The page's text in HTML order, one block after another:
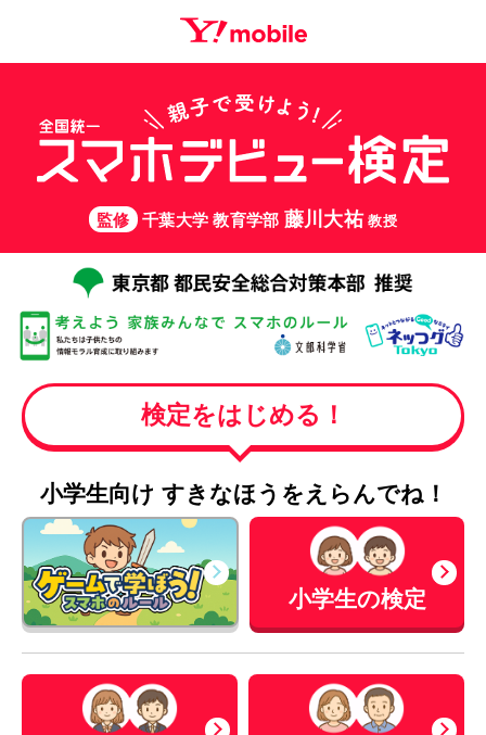
監修 千葉大学 教育学部 藤川大祐 教授
検定をはじめる！
小学生向け すきなほうをえらんでね！
小学生の検定